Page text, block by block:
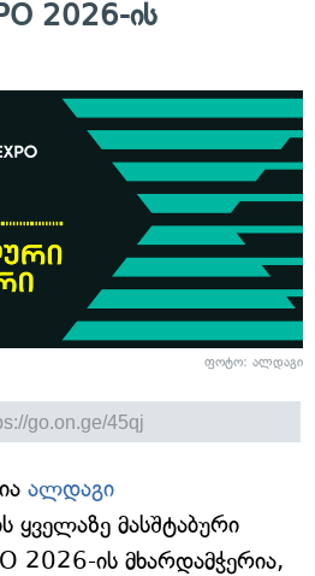
2026-ის
ფოტო: ალდაგი
ალდაგი
მასშტაბური
2026-ის მხარდამჭერია,